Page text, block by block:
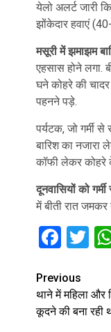
येलो अलर्ट जारी
झोंकेदार हवाएं
मसूरी में झमाझम
एहसास होने लगा.
घने कोहरे की चादर
पहनने पड़े.
पर्यटक, जो गर्मी
बारिश का नजारा
कॉफी लेकर कोहरे
दूनवासियों को
में बीती रात जमकर
Previous
थाने में महिला और
कूदने की बना रही